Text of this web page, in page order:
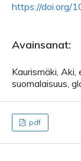
https://doi.org/
Avainsanat:
Kaurismäki,
suomalaisuus,
pdf